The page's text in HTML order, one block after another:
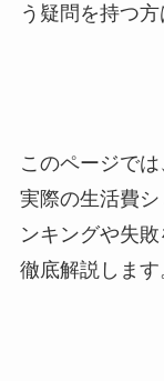
う疑問を持つ方
このページで
実際の生活費
ンキングや失
徹底解説します